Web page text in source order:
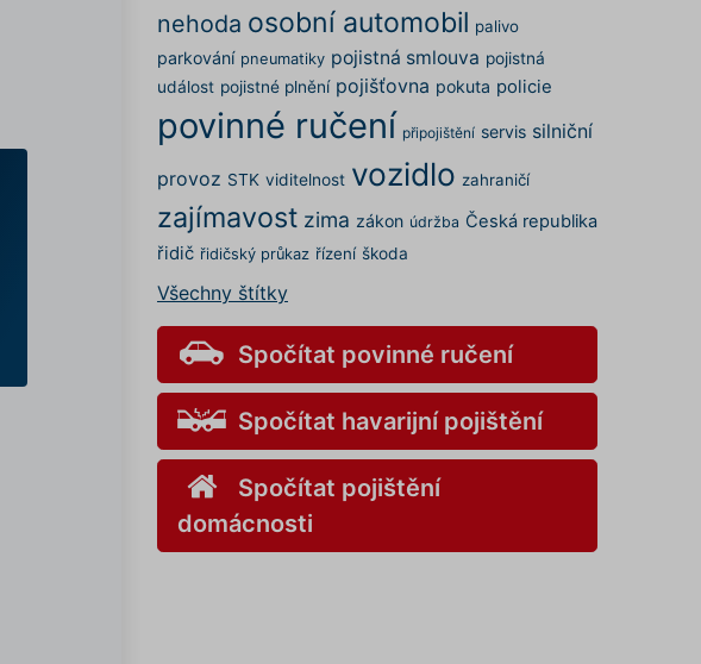
nehoda osobní automobil palivo
parkování pneumatiky pojistná smlouva pojistná
událost pojistné plnění pojišťovna pokuta policie
povinné ručení připojištění servis silniční
provoz STK viditelnost vozidlo zahraničí
zajímavost zima zákon údržba Česká republika
řidič řidičský průkaz řízení škoda
Všechny štítky
Spočítat povinné ručení
Spočítat havarijní pojištění
Spočítat pojištění
domácnosti